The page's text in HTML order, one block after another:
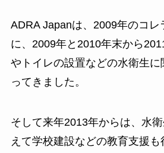
ADRA Japanは、2009年のコレ
に、2009年と2010年末から
やトイレの設置などの水衛生に
ってきました。
そして来年2013年からは、水
えて学校建設などの教育支援